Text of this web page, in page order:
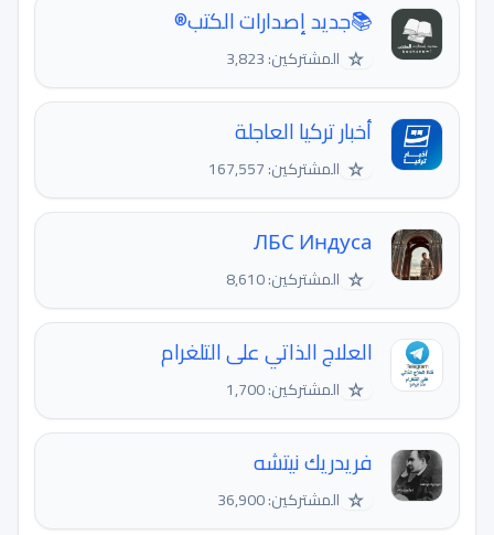
📚جديد إصدارات الكتب®
☆ المشتركين: 3,823
أخبار تركيا العاجلة
☆ المشتركين: 167,557
ЛБС Индуса
☆ المشتركين: 8,610
العلاج الذاتي على التلغرام
☆ المشتركين: 1,700
فريدريك نيتشه
☆ المشتركين: 36,900